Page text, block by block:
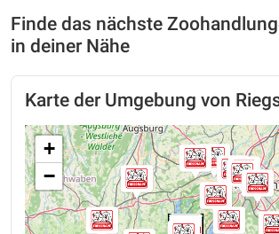
Finde das nächste
in deiner Nähe
Karte der Umgebung von
+
−